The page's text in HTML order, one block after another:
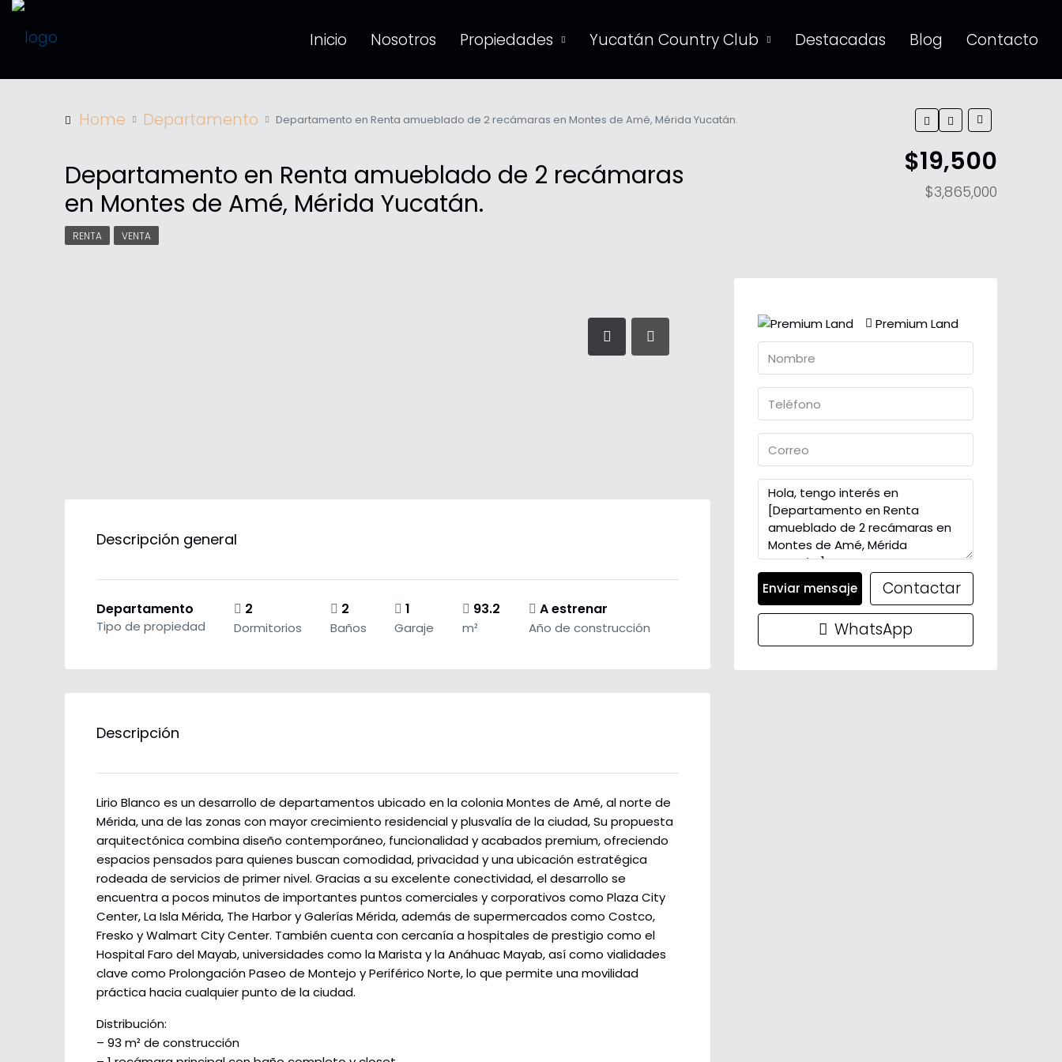
Inicio Nosotros Propiedades Yucatán Country Club Destacadas Blog Contacto
Home Departamento Departamento en Renta amueblado de 2 recámaras en Montes de Amé, Mérida Yucatán.
Departamento en Renta amueblado de 2 recámaras
en Montes de Amé, Mérida Yucatán.
$19,500
$3,865,000
RENTA VENTA
Descripción general
Departamento
Tipo de propiedad
2
Dormitorios
2
Baños
1
Garaje
93.2
m²
A estrenar
Año de construcción
Descripción
Lirio Blanco es un desarrollo de departamentos ubicado en la colonia Montes de Amé, al norte de
Mérida, una de las zonas con mayor crecimiento residencial y plusvalía de la ciudad, Su propuesta
arquitectónica combina diseño contemporáneo, funcionalidad y acabados premium, ofreciendo
espacios pensados para quienes buscan comodidad, privacidad y una ubicación estratégica
rodeada de servicios de primer nivel. Gracias a su excelente conectividad, el desarrollo se
encuentra a pocos minutos de importantes puntos comerciales y corporativos como Plaza City
Center, La Isla Mérida, The Harbor y Galerías Mérida, además de supermercados como Costco,
Fresko y Walmart City Center. También cuenta con cercanía a hospitales de prestigio como el
Hospital Faro del Mayab, universidades como la Marista y la Anáhuac Mayab, así como vialidades
clave como Prolongación Paseo de Montejo y Periférico Norte, lo que permite una movilidad
práctica hacia cualquier punto de la ciudad.
Distribución:
– 93 m² de construcción
Premium Land
Enviar mensaje
Contactar
WhatsApp